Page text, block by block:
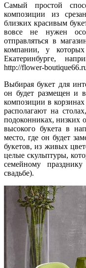
Самый простой
композиции из
близких красивым
вовсе не нужен
отправляться в
компании, у
Екатеринбурге,
http://flower-
Выбирая букет для
он будет размещен и
композиции в
располагают на
подоконниках, низких
высокого букета в
место, где он будет
букетов, из живых
целые скульптуры,
семейному
свадьбе).